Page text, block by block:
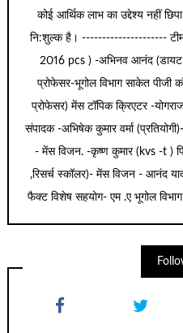
कोई आर्थिक लाभ का उद्देश्य नहीं
नि:शुल्क है। --------------------- टीम
2016 pcs ) -अभिनव आनंद (डायट
प्रोफेसर-भूगोल विभाग साकेत पीजी
प्रोफेसर) मेंस टॉपिक क्रिएटर -
संपादक -अभिषेक कुमार वर्मा
- मेंस विजन. -कृष्ण कुमार (kvs -t )
,रिसर्च स्कॉलर)- मेंस विजन - आनंद
फैक्ट विशेष सहयोग- एम .ए भूगोल विभाग